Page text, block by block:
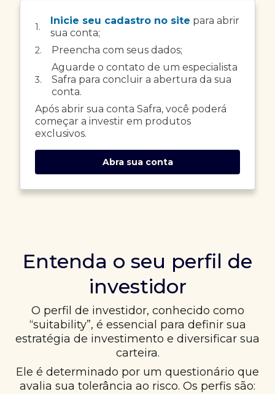
1.
Inicie seu cadastro no site para abrir
sua conta;
2. Preencha com seus dados;
3.
Aguarde o contato de um especialista
Safra para concluir a abertura da sua
conta.
Após abrir sua conta Safra, você poderá
começar a investir em produtos
exclusivos.
Abra sua conta
Entenda o seu perfil de
investidor
O perfil de investidor, conhecido como
“suitability”, é essencial para definir sua
estratégia de investimento e diversificar sua
carteira.
Ele é determinado por um questionário que
avalia sua tolerância ao risco. Os perfis são: